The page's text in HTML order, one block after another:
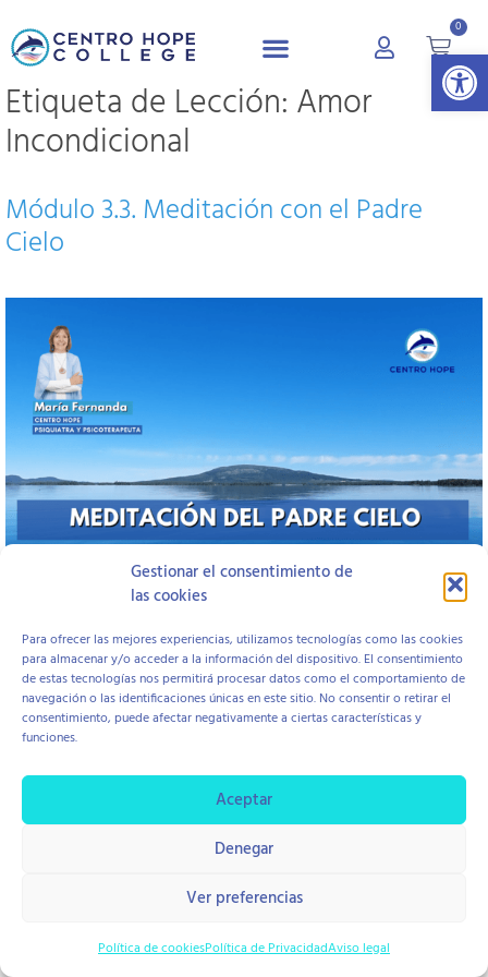
Abrir
Gestionar el consentimiento de
las cookies
Para ofrecer las mejores experiencias, utilizamos tecnologías como las cookies
para almacenar y/o acceder a la información del dispositivo. El consentimiento
de estas tecnologías nos permitirá procesar datos como el comportamiento de
navegación o las identificaciones únicas en este sitio. No consentir o retirar el
consentimiento, puede afectar negativamente a ciertas características y
funciones.
Aceptar
Denegar
Ver preferencias
Política de cookiesPolítica de PrivacidadAviso legal
0
Etiqueta de Lección: Amor
Incondicional
Módulo 3.3. Meditación con el Padre
Cielo
Aviso LegalPolítica de CookiesPolítica de Privacidad
Contratación y Devolución
copyright © 2026 Centro HopeDiseño Di Pierro Estudio